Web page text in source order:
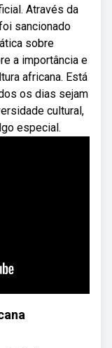
Através da
sancionado
sobre
a importância e
africana. Está
os dias sejam
cultural,
especial.